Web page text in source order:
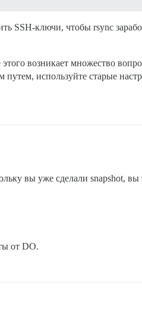
SSH-ключи, чтобы rsync
возникает множество
используйте старые
вы уже сделали snapshot, вы
от DO.